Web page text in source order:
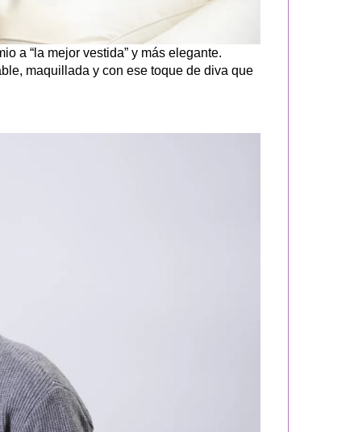
a “la mejor vestida” y más elegante.
maquillada y con ese toque de diva que